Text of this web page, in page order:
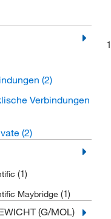
(2)
Verbindungen
(2)
(1)
Maybridge (1)
(G/MOL)
1